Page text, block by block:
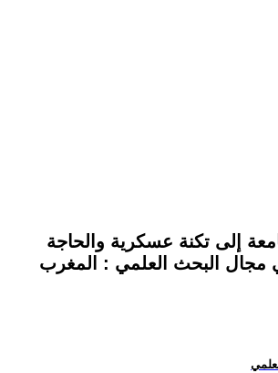
إلى تكنة عسكرية والحاجة
مجال البحث العلمي : المغرب